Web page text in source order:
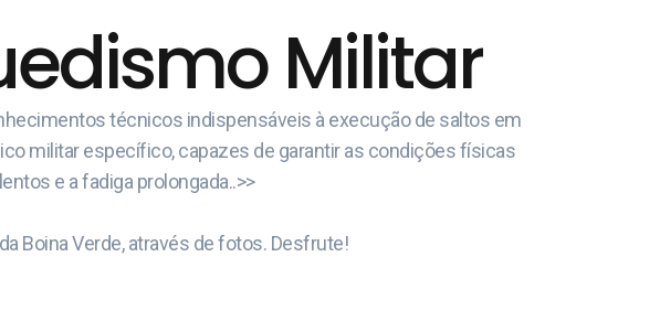
Militar
técnicos indispensáveis à execução de saltos em
militar específico, capazes de garantir as condições físicas
e a fadiga prolongada..>>
Boina Verde, através de fotos. Desfrute!